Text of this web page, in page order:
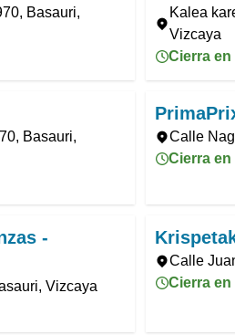
Basauri,
Kalea
Vizcaya
Cierra en
Basauri,
Calle
Cierra en
-
Vizcaya
Calle
Cierra en